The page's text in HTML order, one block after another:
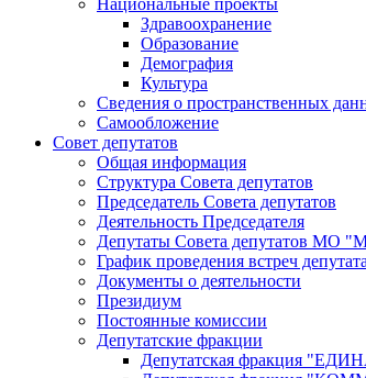
Здравоохранение
Образование
Демография
Культура
Сведения о пространственных
Самообложение
Совет депутатов
Общая информация
Структура Совета депутатов
Председатель Совета депутатов
Деятельность Председателя
Депутаты Совета депутатов МО
График проведения встреч
Документы о деятельности
Президиум
Постоянные комиссии
Депутатские фракции
Депутатская фракция